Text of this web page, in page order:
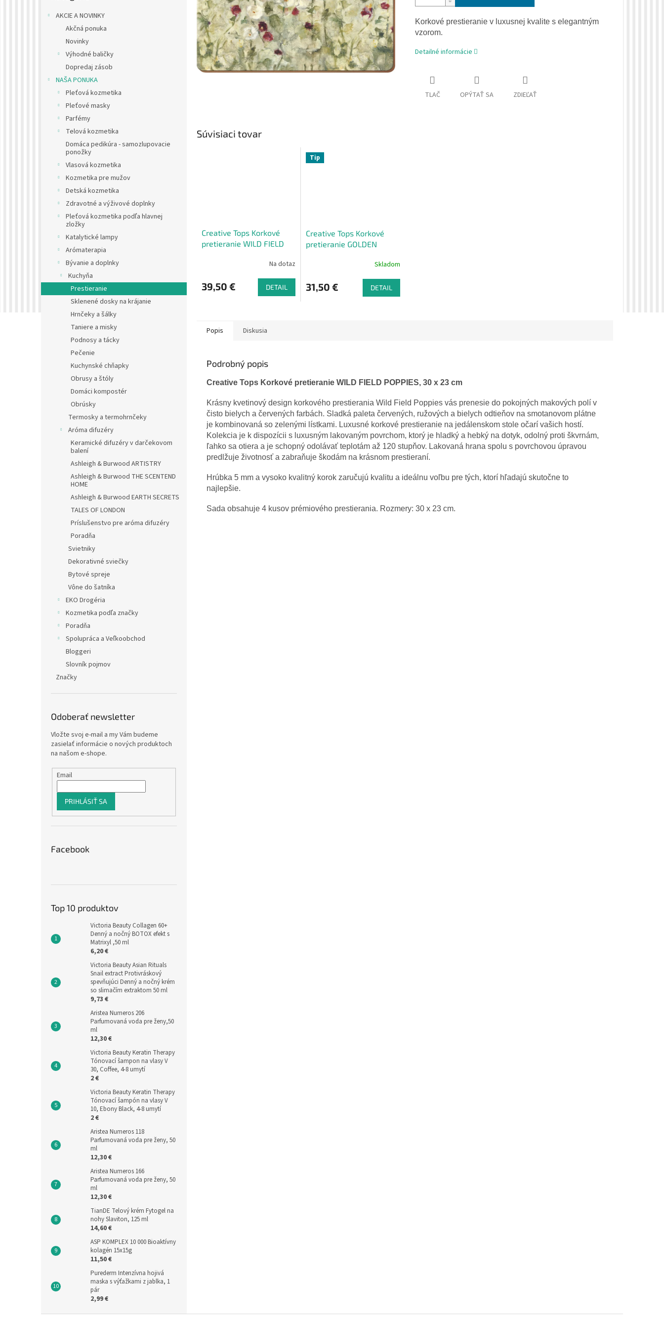
AKCIE A NOVINKY
Akčná ponuka
Novinky
Výhodné baličky
Dopredaj zásob
NAŠA PONUKA
Pleťová kozmetika
Pleťové masky
Parfémy
Telová kozmetika
Domáca pedikúra - samozlupovacie
ponožky
Vlasová kozmetika
Kozmetika pre mužov
Detská kozmetika
Zdravotné a výživové doplnky
Pleťová kozmetika podľa hlavnej
zložky
Katalytické lampy
Arómaterapia
Bývanie a doplnky
Kuchyňa
Prestieranie
Sklenené dosky na krájanie
Hrnčeky a šálky
Taniere a misky
Podnosy a tácky
Pečenie
Kuchynské chňapky
Obrusy a štóly
Domáci kompostér
Obrúsky
Termosky a termohrnčeky
Aróma difuzéry
Keramické difuzéry v darčekovom
balení
Ashleigh & Burwood ARTISTRY
Ashleigh & Burwood THE SCENTEND
HOME
Ashleigh & Burwood EARTH SECRETS
TALES OF LONDON
Príslušenstvo pre aróma difuzéry
Poradňa
Svietniky
Dekorativné sviečky
Bytové spreje
Vône do šatníka
EKO Drogéria
Kozmetika podľa značky
Poradňa
Spolupráca a Veľkoobchod
Bloggeri
Slovník pojmov
Značky
Odoberať newsletter
Vložte svoj e-mail a my Vám budeme
zasielať informácie o nových produktoch
na našom e-shope.
Email
PRIHLÁSIŤ SA
Facebook
Top 10 produktov
Victoria Beauty Collagen 60+
Denný a nočný BOTOX efekt s
Matrixyl ,50 ml
6,20 €
Victoria Beauty Asian Rituals
Snail extract Protivráskový
spevňujúci Denný a nočný krém
so slimačím extraktom 50 ml
9,73 €
Aristea Numeros 206
Parfumovaná voda pre ženy,50
ml
12,30 €
Victoria Beauty Keratin Therapy
Tónovací šampon na vlasy V
30, Coffee, 4-8 umytí
2 €
Victoria Beauty Keratin Therapy
Tónovací šampón na vlasy V
10, Ebony Black, 4-8 umytí
2 €
Aristea Numeros 118
Parfumovaná voda pre ženy, 50
ml
12,30 €
Aristea Numeros 166
Parfumovaná voda pre ženy, 50
ml
12,30 €
TianDE Telový krém Fytogel na
nohy Slaviton, 125 ml
14,60 €
ASP KOMPLEX 10 000 Bioaktívny
kolagén 15x15g
11,50 €
Purederm Intenzívna hojivá
maska s výťažkami z jablka, 1
pár
2,99 €
Korkové prestieranie v luxusnej kvalite s elegantným
vzorom.
Detailné informácie
TLAČ OPÝTAŤ SA ZDIEĽAŤ
Súvisiaci tovar
Creative Tops Korkové
pretieranie WILD FIELD
Na dotaz
39,50 € DETAIL
Tip
Creative Tops Korkové
pretieranie GOLDEN
Skladom
31,50 € DETAIL
Popis Diskusia
Podrobný popis
Creative Tops Korkové pretieranie WILD FIELD POPPIES, 30 x 23 cm
Krásny kvetinový design korkového prestierania Wild Field Poppies vás prenesie do pokojných makových polí v
čisto bielych a červených farbách. Sladká paleta červených, ružových a bielych odtieňov na smotanovom plátne
je kombinovaná so zelenými lístkami. Luxusné korkové prestieranie na jedálenskom stole očarí vašich hostí.
Kolekcia je k dispozícii s luxusným lakovaným povrchom, ktorý je hladký a hebký na dotyk, odolný proti škvrnám,
ľahko sa otiera a je schopný odolávať teplotám až 120 stupňov. Lakovaná hrana spolu s povrchovou úpravou
predlžuje životnosť a zabraňuje škodám na krásnom prestieraní.
Hrúbka 5 mm a vysoko kvalitný korok zaručujú kvalitu a ideálnu voľbu pre tých, ktorí hľadajú skutočne to
najlepšie.
Sada obsahuje 4 kusov prémiového prestierania. Rozmery: 30 x 23 cm.